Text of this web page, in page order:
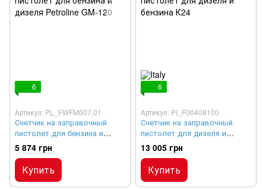
6
Артикул: PL_FWFM007.01
Счетчик на заправочный
пистолет для бензина и
дизеля Petroline GM-120
5 874 грн
Купить
6
Артикул: PI_F00408100
Счетчик на заправочный
пистолет для дизеля и
бензина К24
13 005 грн
Купить